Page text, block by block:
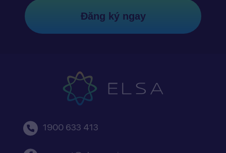
Đăng ký ngay
1900 633 413